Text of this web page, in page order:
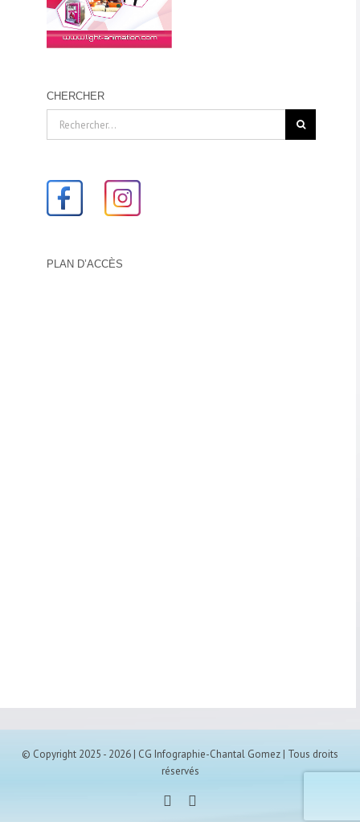
CHERCHER
PLAN D’ACCÈS
© Copyright 2025 - 2026 | CG Infographie-Chantal Gomez | Tous droits
réservés
Facebook